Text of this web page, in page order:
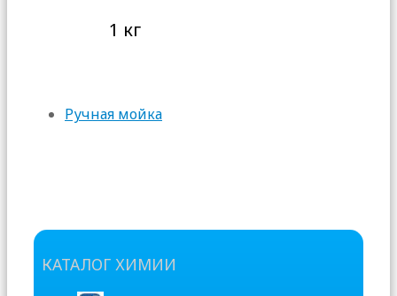
1 кг
Ручная мойка
КАТАЛОГ ХИМИИ